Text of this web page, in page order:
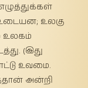
உலகு
உலகம்
(இது
உவமை.
அன்றி